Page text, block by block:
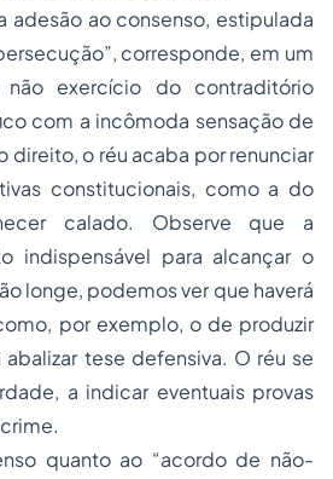
adesão ao consenso, estipulada
corresponde, em um
exercício do contraditório
com a incômoda sensação de
direito, o réu acaba por renunciar
constitucionais, como a do
calado. Observe que a
indispensável para alcançar o
longe, podemos ver que haverá
por exemplo, o de produzir
tese defensiva. O réu se
a indicar eventuais provas
quanto ao “acordo de não-